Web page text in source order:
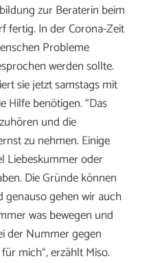
zur Beraterin beim
fertig. In der Corona-Zeit
Probleme
werden sollte.
sie jetzt samstags mit
Hilfe benötigen. “Das
und die
zu nehmen. Einige
Liebeskummer oder
Die Gründe können
gehen wir auch
was bewegen und
der Nummer gegen
mich“, erzählt Miso.